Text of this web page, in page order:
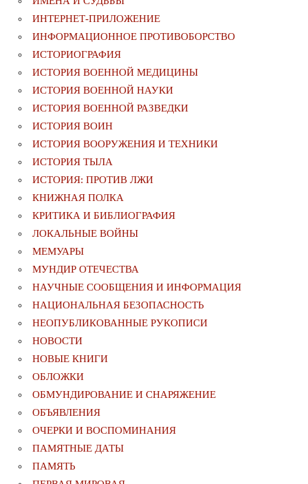
ИНТЕРНЕТ-ПРИЛОЖЕНИЕ
ИНФОРМАЦИОННОЕ ПРОТИВОБОРСТВО
ИСТОРИОГРАФИЯ
ИСТОРИЯ ВОЕННОЙ МЕДИЦИНЫ
ИСТОРИЯ ВОЕННОЙ НАУКИ
ИСТОРИЯ ВОЕННОЙ РАЗВЕДКИ
ИСТОРИЯ ВОИН
ИСТОРИЯ ВООРУЖЕНИЯ И ТЕХНИКИ
ИСТОРИЯ ТЫЛА
ИСТОРИЯ: ПРОТИВ ЛЖИ
КНИЖНАЯ ПОЛКА
КРИТИКА И БИБЛИОГРАФИЯ
ЛОКАЛЬНЫЕ ВОЙНЫ
МЕМУАРЫ
МУНДИР ОТЕЧЕСТВА
НАУЧНЫЕ СООБЩЕНИЯ И ИНФОРМАЦИЯ
НАЦИОНАЛЬНАЯ БЕЗОПАСНОСТЬ
НЕОПУБЛИКОВАННЫЕ РУКОПИСИ
НОВОСТИ
НОВЫЕ КНИГИ
ОБЛОЖКИ
ОБМУНДИРОВАНИЕ И СНАРЯЖЕНИЕ
ОБЪЯВЛЕНИЯ
ОЧЕРКИ И ВОСПОМИНАНИЯ
ПАМЯТНЫЕ ДАТЫ
ПАМЯТЬ